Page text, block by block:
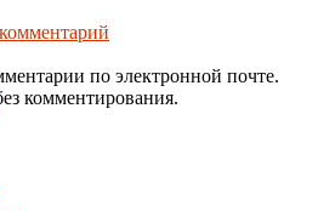
по электронной почте.
комментирования.